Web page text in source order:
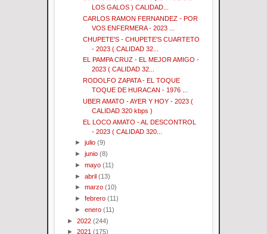
LOS GALOS ) CALIDAD...
CARLOS RAMON FERNANDEZ - POR
VOS ENFERMERA - 2023 ...
CHUPETE'S - CHUPETE'S CUARTETO
- 2023 ( CALIDAD 32...
EL PAMPA CRUZ - EL MEJOR AMIGO -
2023 ( CALIDAD 32...
RODOLFO ZAPATA - EL TOQUE
TOQUE DE HURACAN - 1976 ...
UBER AMATO - AYER Y HOY - 2023 (
CALIDAD 320 kbps )
EL LOCO AMATO - AL DESCONTROL
- 2023 ( CALIDAD 320...
►julio (9)
►junio (8)
►mayo (11)
►abril (13)
►marzo (10)
►febrero (11)
►enero (11)
► 2022 (244)
► 2021 (175)